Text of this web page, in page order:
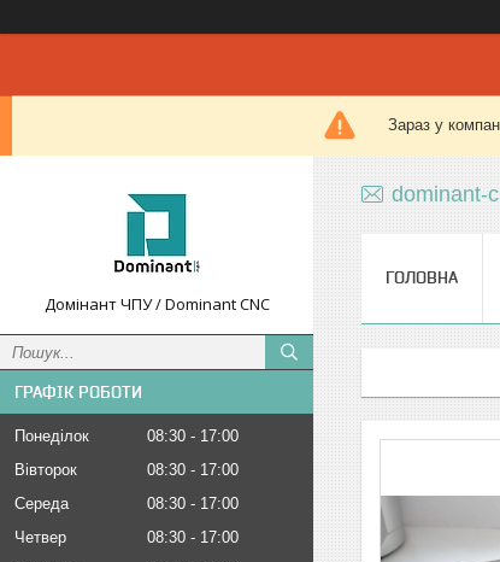
Зараз у
Домінант ЧПУ / Dominant CNC
ГРАФІК РОБОТИ
Понеділок 08:30
17:00
Вівторок
08:30
17:00
Середа
08:30
17:00
Четвер
08:30
17:00
dominant-
ГОЛОВНА